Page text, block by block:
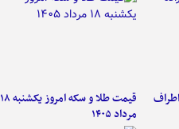
قیمت طلا و سکه امروز یکشنبه ۱۸
مرداد ۱۴۰۵